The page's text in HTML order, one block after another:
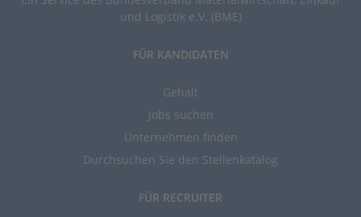
und Logistik e.V. (BME)
FÜR KANDIDATEN
Gehalt
Jobs suchen
Unternehmen finden
Durchsuchen Sie den Stellenkatalog
FÜR RECRUITER